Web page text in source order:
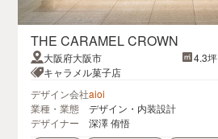
THE CARAMEL CROWN
大阪府大阪市
4.3坪
キャラメル菓子店
デザイン会社aioi
業種・業態
デザイン・内装設計
デザイナー
深澤 侑悟